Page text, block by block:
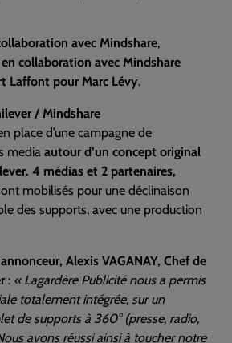
avec Mindshare,
collaboration avec Mindshare
Laffont pour Marc Lévy.
/ Mindshare
place d’une campagne de
media autour d’un concept original
4 médias et 2 partenaires,
mobilisés pour une déclinaison
des supports, avec une production
Alexis VAGANAY, Chef de
: « Lagardère Publicité nous a permis
totalement intégrée, sur un
de supports à 360° (presse, radio,
avons réussi ainsi à toucher notre